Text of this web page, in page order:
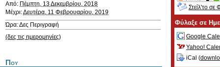
Από: Πέμπτη, 13 Δεκεμβρίου, 2018
Μέχρι:Δευτέρα, 11 Φεβρουαρίου, 2019
Ώρα: Δες Περιγραφή
(δες τις ημερομηνίες)
Που
Στείλ'το σε
Φύλαξε σε
Google
Yahoo!
iCal (